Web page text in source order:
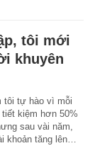
tôi mới
khuyên
tôi tự hào vì mỗi
kiệm hơn 50%
sau vài năm,
khoản tăng lên…